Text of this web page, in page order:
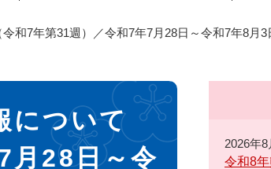
和7年第31週）／令和7年7月28日～令和7年8月3
について
月28日～令
2026年
令和8